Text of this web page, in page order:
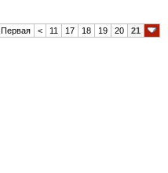
Первая < 11 17 18 19 20 21